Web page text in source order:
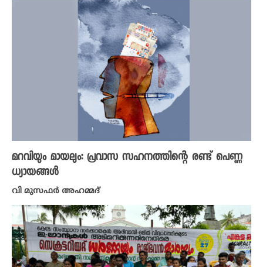
മറവിയും മായലും: പ്രവാസ സഹനത്തിന്റെ രണ്ട് പെണ്ണ
ധ്യായങ്ങൾ
വി മുസഫർ അഹമ്മദ്